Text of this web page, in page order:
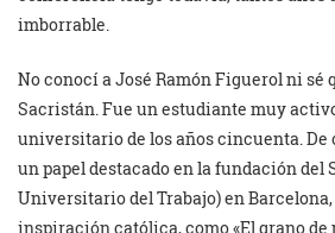
imborrable.
No conocí a José Ramón Figuerol ni sé
Sacristán. Fue un estudiante muy
universitario de los años cincuenta.
un papel destacado en la fundación del
Universitario del Trabajo) en
inspiración católica, como «El grano de